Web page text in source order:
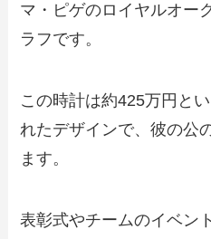
マ・ピゲのロイヤルオー
ラフです。
この時計は約425万円と
れたデザインで、彼の公
ます。
表彰式やチームのイベン